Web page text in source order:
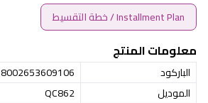
Installment Plan / خطة التقسيط
معلومات المنتج
الباركود
8002653609106
الموديل
QC862